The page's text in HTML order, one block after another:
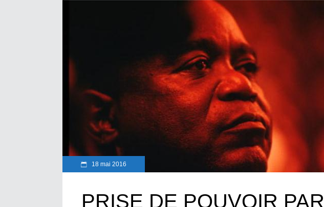
18 mai 2016
PRISE DE POUVOIR PAR